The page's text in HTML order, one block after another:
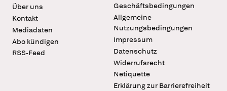
Über uns
Kontakt
Mediadaten
Abo kündigen
RSS-Feed
Geschäftsbedingungen
Allgemeine
Nutzungsbedingungen
Impressum
Datenschutz
Widerrufsrecht
Netiquette
Erklärung zur Barrierefreiheit